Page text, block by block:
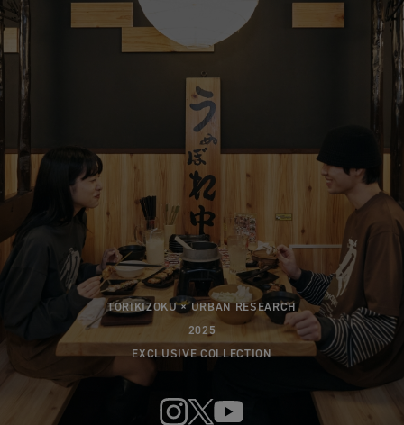
TORIKIZOKU × URBAN RESEARCH
2025
EXCLUSIVE COLLECTION